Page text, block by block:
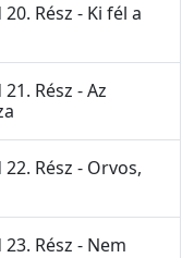
Rész - Ki fél a
Rész - Az
Rész - Orvos,
Rész - Nem